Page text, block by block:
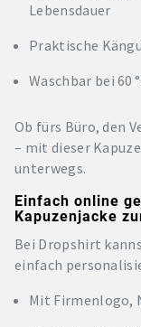
Lebensdauer
Praktische
Waschbar bei 60
Ob fürs Büro, den
– mit dieser
unterwegs.
Einfach online
Kapuzenjacke
Bei Dropshirt
einfach
Mit Firmenlogo,